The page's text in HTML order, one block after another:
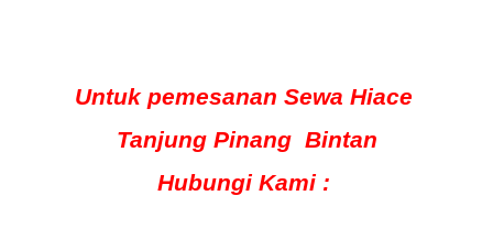
Untuk pemesanan Sewa Hiace
Tanjung Pinang Bintan
Hubungi Kami :